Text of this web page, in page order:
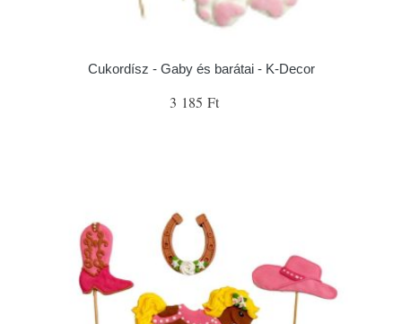
Cukordísz - Gaby és barátai - K-Decor
3 185 Ft